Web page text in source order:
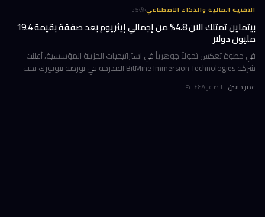
التقنية المالية والذكاء الاصطناعي·
5د
بيتماين تمتلك الآن 4.8% من إجمالي إيثريوم بعد صفقة بقيمة 19.4
مليون دولار
في خطوة تعكس تحولاً جوهرياً في استراتيجيات الخزينة المؤسسية، أعلنت
شركة BitMine Immersion Technologies المدرجة في بورصة نيويورك تحت
عمر حسن·٢١ صفر ١٤٤٨ هـ